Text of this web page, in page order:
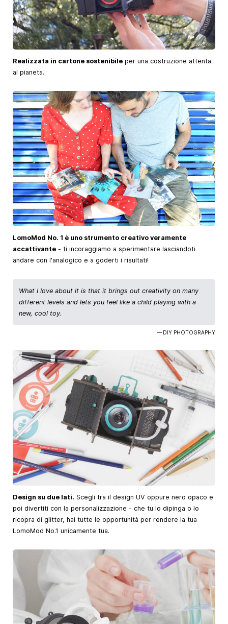
Realizzata in cartone sostenibile per una costruzione attenta
al pianeta.
LomoMod No. 1 è uno strumento creativo veramente
accattivante - ti incoraggiamo a sperimentare lasciandoti
andare con l'analogico e a goderti i risultati!
What I love about it is that it brings out creativity on many
different levels and lets you feel like a child playing with a
new, cool toy.
— DIY PHOTOGRAPHY
Design su due lati. Scegli tra il design UV oppure nero opaco e
poi divertiti con la personalizzazione - che tu lo dipinga o lo
ricopra di glitter, hai tutte le opportunità per rendere la tua
LomoMod No.1 unicamente tua.